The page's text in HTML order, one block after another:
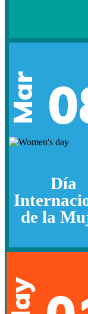
Mar
Día
de la